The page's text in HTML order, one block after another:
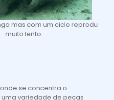
mas com um ciclo reprodutivo
muito lento.
se concentra o
variedade de peças